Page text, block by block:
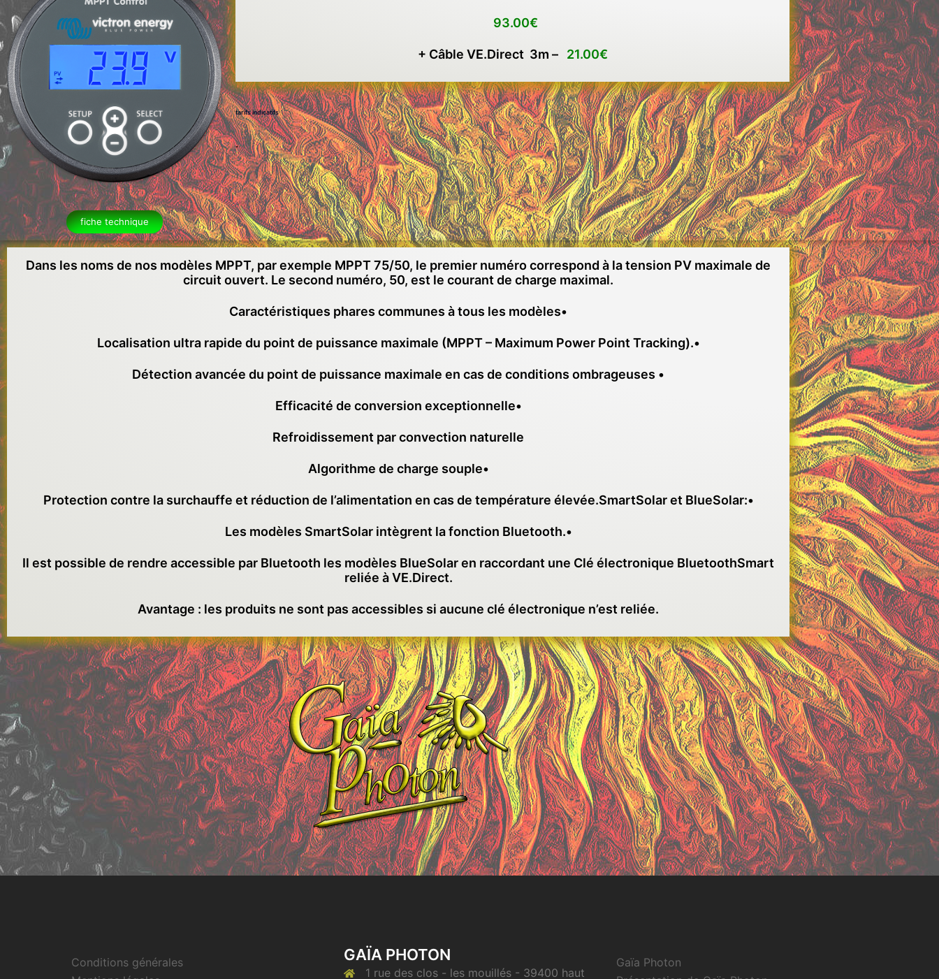
fiche technique
93.00€
+ Câble VE.Direct 3m – 21.00€
tarifs indicatifs
.
Dans les noms de nos modèles MPPT, par exemple MPPT 75/50, le premier numéro correspond à la tension PV maximale de
circuit ouvert. Le second numéro, 50, est le courant de charge maximal.
Caractéristiques phares communes à tous les modèles•
Localisation ultra rapide du point de puissance maximale (MPPT – Maximum Power Point Tracking).•
Détection avancée du point de puissance maximale en cas de conditions ombrageuses •
Efficacité de conversion exceptionnelle•
Refroidissement par convection naturelle
Algorithme de charge souple•
Protection contre la surchauffe et réduction de l’alimentation en cas de température élevée.SmartSolar et BlueSolar:•
Les modèles SmartSolar intègrent la fonction Bluetooth.•
Il est possible de rendre accessible par Bluetooth les modèles BlueSolar en raccordant une Clé électronique BluetoothSmart
reliée à VE.Direct.
Avantage : les produits ne sont pas accessibles si aucune clé électronique n’est reliée.
Conditions générales
GAÏA PHOTON
1 rue des clos - les mouillés - 39400 haut
Gaïa Photon